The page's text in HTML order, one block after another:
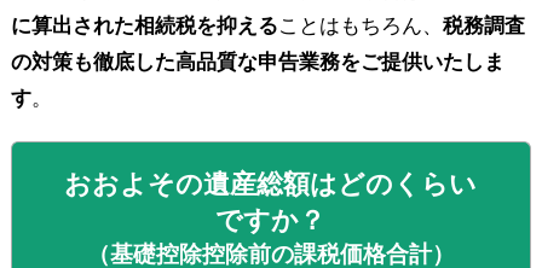
に算出された相続税を抑えることはもちろん、 税務調査
の対策も徹底した高品質な申告業務をご提供いたしま
す。
おおよその遺産総額は どのくらい
ですか？
（基礎控除控除前の課税価格合計）